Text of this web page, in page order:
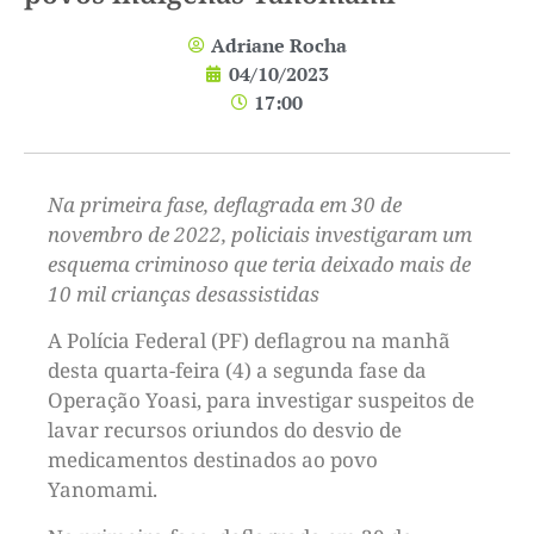
Adriane Rocha
04/10/2023
17:00
Na primeira fase, deflagrada em 30 de
novembro de 2022, policiais investigaram um
esquema criminoso que teria deixado mais de
10 mil crianças desassistidas
A Polícia Federal (PF) deflagrou na manhã
desta quarta-feira (4) a segunda fase da
Operação Yoasi, para investigar suspeitos de
lavar recursos oriundos do desvio de
medicamentos destinados ao povo
Yanomami.